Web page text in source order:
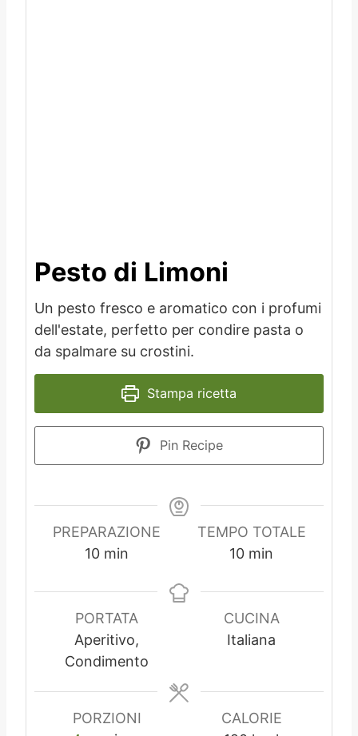
Pesto di Limoni
Un pesto fresco e aromatico con i profumi
dell'estate, perfetto per condire pasta o
da spalmare su crostini.
Stampa ricetta
Pin Recipe
PREPARAZIONE
10m
n
u
t
i
min
TEMPO TOTALE
10m
n
u
t
min
PORTATA
Aperitivo,
Condimento
CUCINA
Italiana
PORZIONI
CALORIE